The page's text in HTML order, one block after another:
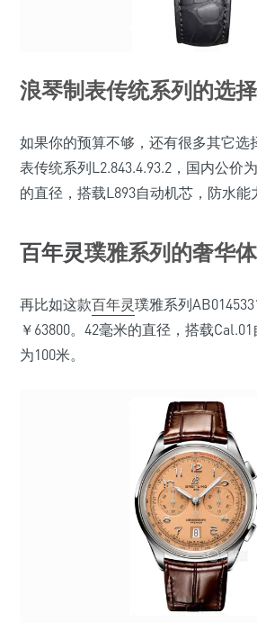
浪琴制表传统系列的选择
如果你的预算不够，还有很多其它选
表传统系列L2.843.4.93.2，国内公价
的直径，搭载L893自动机芯，防水能
百年灵璞雅系列的奢华
再比如这款百年灵璞雅系列
￥63800。42毫米的直径，搭载
为100米。